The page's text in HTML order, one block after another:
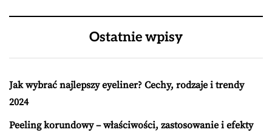
Ostatnie wpisy
Jak wybrać najlepszy eyeliner? Cechy, rodzaje i trendy
2024
Peeling korundowy – właściwości, zastosowanie i efekty